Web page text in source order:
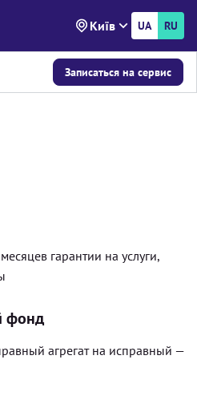
Київ UA RU
Записаться на сервис
гарантии на услуги,
фонд
агрегат на исправный —